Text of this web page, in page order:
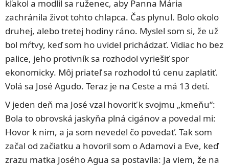
kľakol a modlil sa ruženec, aby Panna Mária
zachránila život tohto chlapca. Čas plynul. Bolo okolo
druhej, alebo tretej hodiny ráno. Myslel som si, že už
bol mŕtvy, keď som ho uvidel prichádzať. Vidiac ho bez
palice, jeho protivník sa rozhodol vyriešiť spor
ekonomicky. Môj priateľ sa rozhodol tú cenu zaplatiť.
Volá sa José Agudo. Teraz je na Ceste a má 13 detí.
V jeden deň ma José vzal hovoriť k svojmu „kmeňu“:
Bola to obrovská jaskyňa plná cigánov a povedal mi:
Hovor k nim, a ja som nevedel čo povedať. Tak som
začal od začiatku a hovoril som o Adamovi a Eve, keď
zrazu matka Josého Agua sa postavila: Ja viem, že na